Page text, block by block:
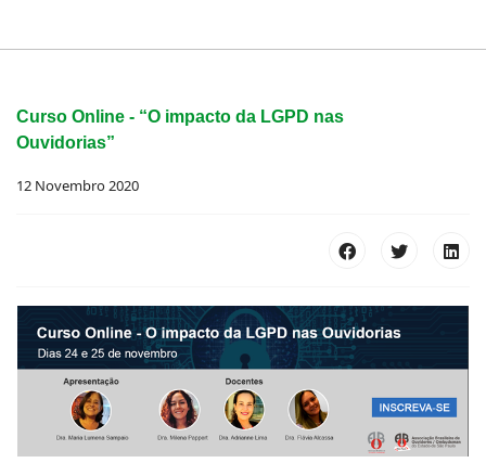
Curso Online - “O impacto da LGPD nas
Ouvidorias”
12 Novembro 2020